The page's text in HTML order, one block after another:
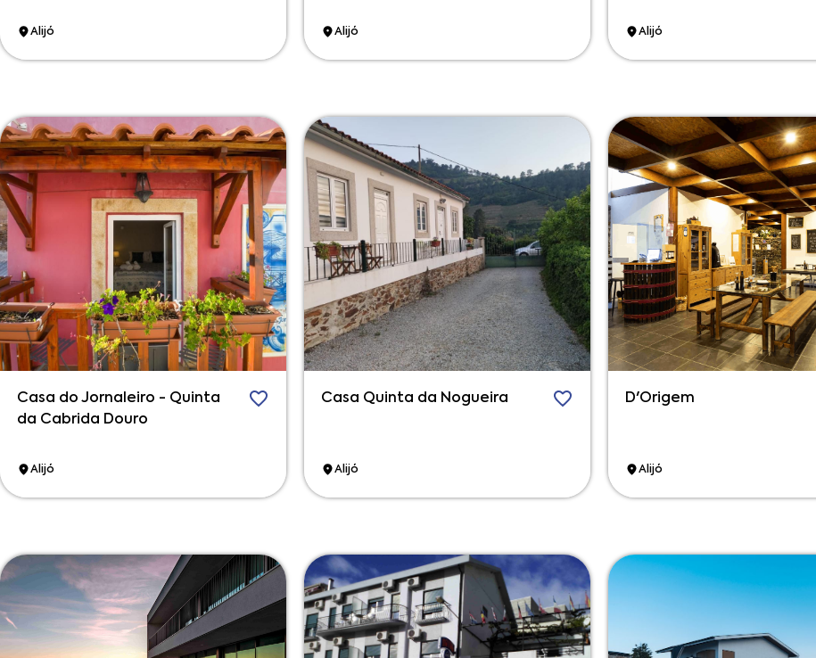
Alijó Alijó Alijó
Casa do Jornaleiro - Quinta
da Cabrida Douro
Alijó
Casa Quinta da Nogueira
Alijó
D'Origem
Alijó